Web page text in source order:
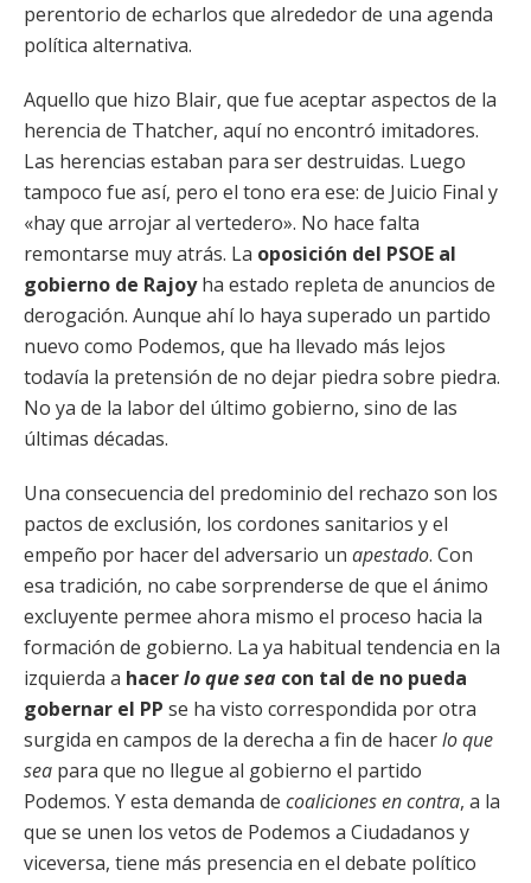
perentorio de echarlos que alrededor de una agenda
política alternativa.
Aquello que hizo Blair, que fue aceptar aspectos de la
herencia de Thatcher, aquí no encontró imitadores.
Las herencias estaban para ser destruidas. Luego
tampoco fue así, pero el tono era ese: de Juicio Final y
«hay que arrojar al vertedero». No hace falta
remontarse muy atrás. La oposición del PSOE al
gobierno de Rajoyha estado repleta de anuncios de
derogación. Aunque ahí lo haya superado un partido
nuevo como Podemos, que ha llevado más lejos
todavía la pretensión de no dejar piedra sobre piedra.
No ya de la labor del último gobierno, sino de las
últimas décadas.
Una consecuencia del predominio del rechazo son los
pactos de exclusión, los cordones sanitarios y el
empeño por hacer del adversario un apestado. Con
esa tradición, no cabe sorprenderse de que el ánimo
excluyente permee ahora mismo el proceso hacia la
formación de gobierno. La ya habitual tendencia en la
izquierda a hacerlo que sea con tal de no pueda
gobernar el PP se ha visto correspondida por otra
surgida en campos de la derecha a fin de hacerlo que
sea para que no llegue al gobierno el partido
Podemos. Y esta demanda de coaliciones en contra, a la
que se unen los vetos de Podemos a Ciudadanos y
viceversa, tiene más presencia en el debate político